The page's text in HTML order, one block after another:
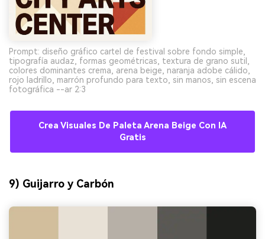
Prompt: diseño gráfico cartel de festival sobre fondo simple,
tipografía audaz, formas geométricas, textura de grano sutil,
colores dominantes crema, arena beige, naranja adobe cálido,
rojo ladrillo, marrón profundo para texto, sin manos, sin escena
fotográfica --ar 2:3
Crea Visuales De Paleta Arena Beige Con IA
Gratis
9) Guijarro y Carbón